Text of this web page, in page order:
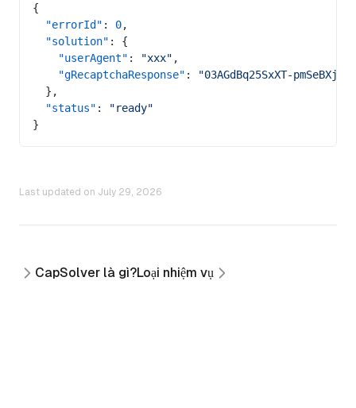
{
  "errorId"
: 0,
  "solution"
: {
    "userAgent"
: "xxx" ,
    "gRecaptchaResponse"
:
"03AGdBq25SxXT-
  },
  "status"
:
"ready"
}
Last updated on July 29, 2026
CapSolver là gì?Loại nhiệm vụ